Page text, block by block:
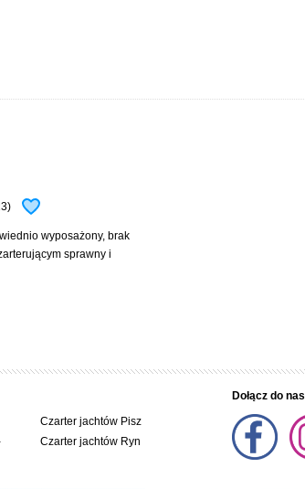
wyposażony, brak
sprawny i
Czarter jachtów Pisz
Czarter jachtów Ryn
Dołącz do nas